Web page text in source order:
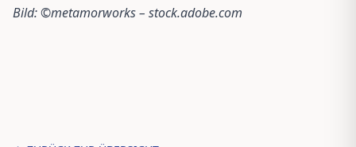
Bild: ©metamorworks – stock.adobe.com